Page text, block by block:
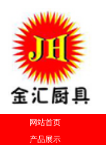
网站首页
产品展示